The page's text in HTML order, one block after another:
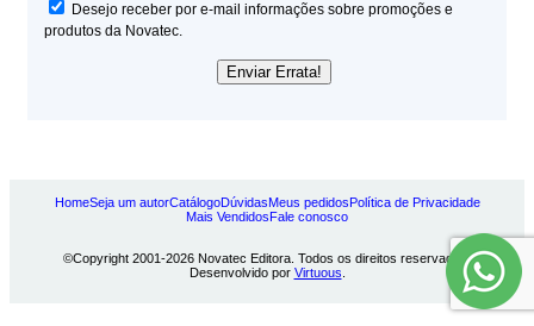
Desejo receber por e-mail informações sobre promoções e
produtos da Novatec.
HomeSeja um autorCatálogoDúvidasMeus pedidosPolítica de Privacidade
Mais VendidosFale conosco
©Copyright 2001-2026 Novatec Editora. Todos os direitos reservados.
Desenvolvido por Virtuous